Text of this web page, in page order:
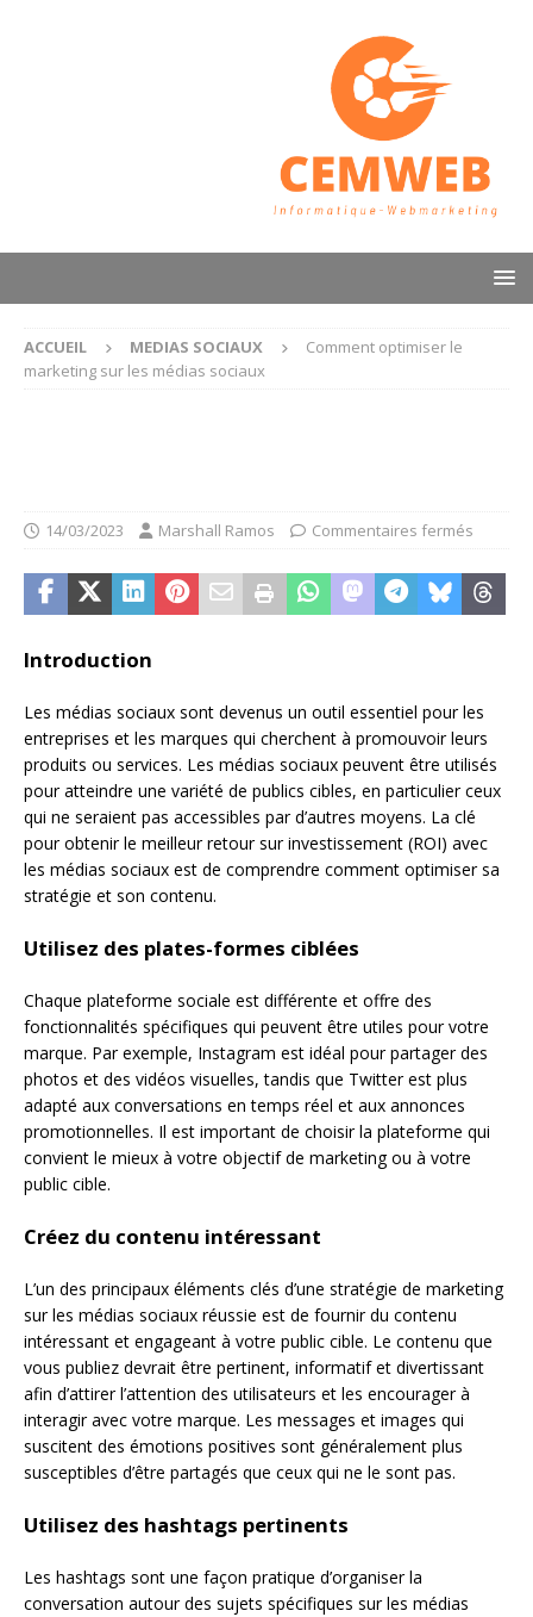
ACCUEIL MEDIAS SOCIAUX
Comment optimiser le
marketing sur les médias sociaux
14/03/2023 Marshall Ramos Commentaires fermés
Introduction
Les médias sociaux sont devenus un outil essentiel pour les
entreprises et les marques qui cherchent à promouvoir leurs
produits ou services. Les médias sociaux peuvent être utilisés
pour atteindre une variété de publics cibles, en particulier ceux
qui ne seraient pas accessibles par d’autres moyens. La clé
pour obtenir le meilleur retour sur investissement (ROI) avec
les médias sociaux est de comprendre comment optimiser sa
stratégie et son contenu.
Utilisez des plates-formes ciblées
Chaque plateforme sociale est différente et offre des
fonctionnalités spécifiques qui peuvent être utiles pour votre
marque. Par exemple, Instagram est idéal pour partager des
photos et des vidéos visuelles, tandis que Twitter est plus
adapté aux conversations en temps réel et aux annonces
promotionnelles. Il est important de choisir la plateforme qui
convient le mieux à votre objectif de marketing ou à votre
public cible.
Créez du contenu intéressant
L’un des principaux éléments clés d’une stratégie de marketing
sur les médias sociaux réussie est de fournir du contenu
intéressant et engageant à votre public cible. Le contenu que
vous publiez devrait être pertinent, informatif et divertissant
afin d’attirer l’attention des utilisateurs et les encourager à
interagir avec votre marque. Les messages et images qui
suscitent des émotions positives sont généralement plus
susceptibles d’être partagés que ceux qui ne le sont pas.
Utilisez des hashtags pertinents
Les hashtags sont une façon pratique d’organiser la
conversation autour des sujets spécifiques sur les médias